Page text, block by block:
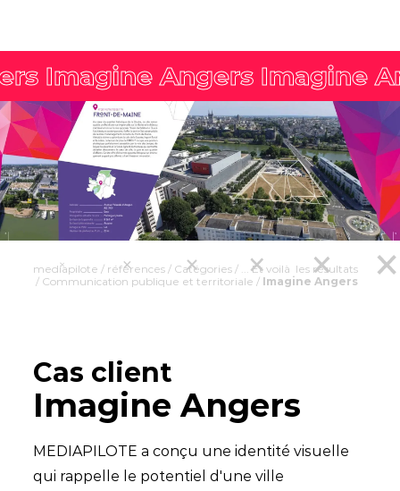
mediapilote / références / Catégories / ... Et voilà les résultats
/ Communication publique et territoriale / Imagine Angers
Cas client
Imagine Angers
MEDIAPILOTE a conçu une identité visuelle
qui rappelle le potentiel d'une ville